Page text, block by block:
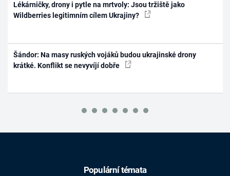
Lékárničky, drony i pytle na mrtvoly: Jsou tržiště jako
Wildberries legitimním cílem Ukrajiny?
Šándor: Na masy ruských vojáků budou ukrajinské drony
krátké. Konflikt se nevyvíjí dobře
Populární témata